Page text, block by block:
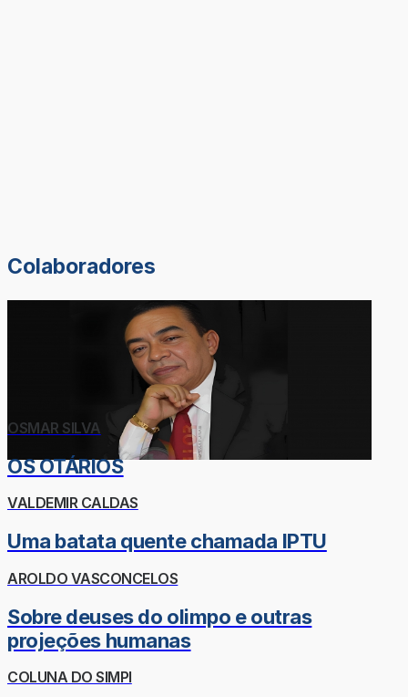
Colaboradores
OSMAR SILVA
OS OTÁRIOS
VALDEMIR CALDAS
Uma batata quente chamada IPTU
AROLDO VASCONCELOS
Sobre deuses do olimpo e outras
projeções humanas
COLUNA DO SIMPI